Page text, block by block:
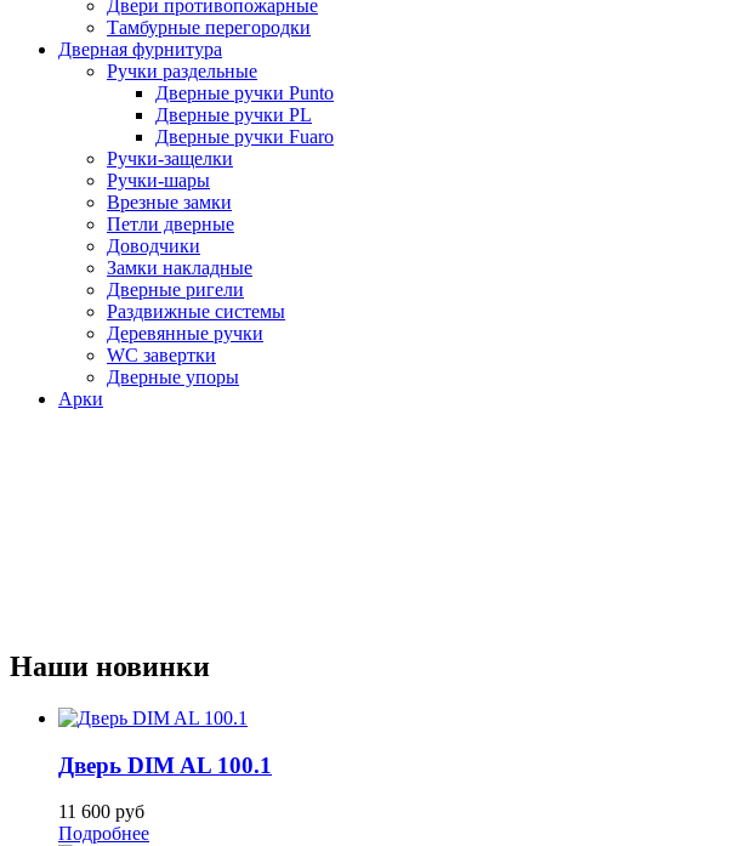
Двери противопожарные
Тамбурные перегородки
Дверная фурнитура
Ручки раздельные
Дверные ручки Punto
Дверные ручки PL
Дверные ручки Fuaro
Ручки-защелки
Ручки-шары
Врезные замки
Петли дверные
Доводчики
Замки накладные
Дверные ригели
Раздвижные системы
Деревянные ручки
WC завертки
Дверные упоры
Арки
Наши новинки
Дверь DIM AL 100.1
11 600 руб
Подробнее